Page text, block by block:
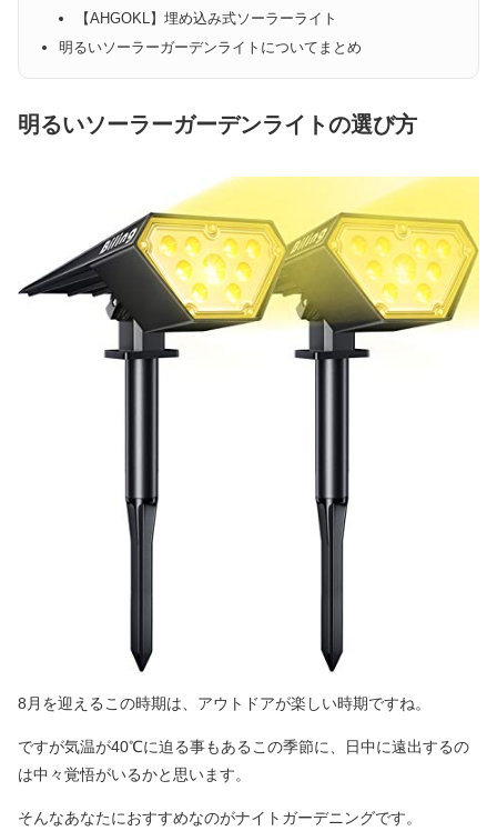
【AHGOKL】埋め込み式ソーラーライト
明るいソーラーガーデンライトについてまとめ
明るいソーラーガーデンライトの選び方
8月を迎えるこの時期は、アウトドアが楽しい時期ですね。
ですが気温が40℃に迫る事もあるこの季節に、日中に遠出するの
は中々覚悟がいるかと思います。
そんなあなたにおすすめなのがナイトガーデニングです。